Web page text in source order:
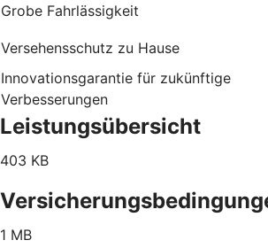
Grobe Fahrlässigkeit
Versehensschutz zu Hause
Innovationsgarantie für zukünftige
Verbesserungen
Leistungsübersicht
403 KB
1 MB